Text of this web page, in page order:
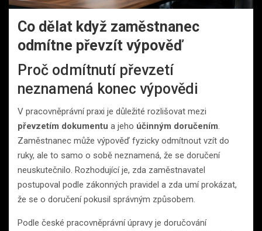
Co dělat když zaměstnanec
odmítne převzít výpověď
Proč odmítnutí převzetí
neznamená konec výpovědi
V pracovněprávní praxi je důležité rozlišovat mezi
převzetím dokumentu a jeho účinným doručením.
Zaměstnanec může výpověď fyzicky odmítnout vzít do
ruky, ale to samo o sobě neznamená, že se doručení
neuskutečnilo. Rozhodující je, zda zaměstnavatel
postupoval podle zákonných pravidel a zda umí prokázat,
že se o doručení pokusil správným způsobem.
Podle české pracovněprávní úpravy je doručování